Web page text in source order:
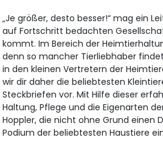
„Je größer, desto besser!“ mag ein
auf Fortschritt bedachten
kommt. Im Bereich der
denn so mancher Tierliebhaber
in den kleinen Vertretern der
wir dir daher die beliebtesten
Steckbriefen vor. Mit Hilfe dieser
Haltung, Pflege und die Eigenarten
Hoppler, die nicht ohne Grund einen
Podium der beliebtesten Haustiere